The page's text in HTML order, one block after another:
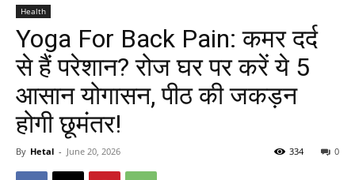
Health
Yoga For Back Pain: कमर दर्द
से हैं परेशान? रोज घर पर करें ये 5
आसान योगासन, पीठ की जकड़न
होगी छूमंतर!
By Hetal - June 20, 2026 0
334